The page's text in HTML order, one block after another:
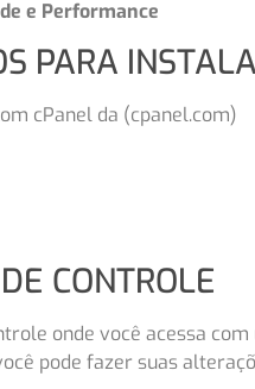
e Performance
PARA
cPanel da (cpanel.com)
CONTROLE
onde você acessa com
pode fazer suas